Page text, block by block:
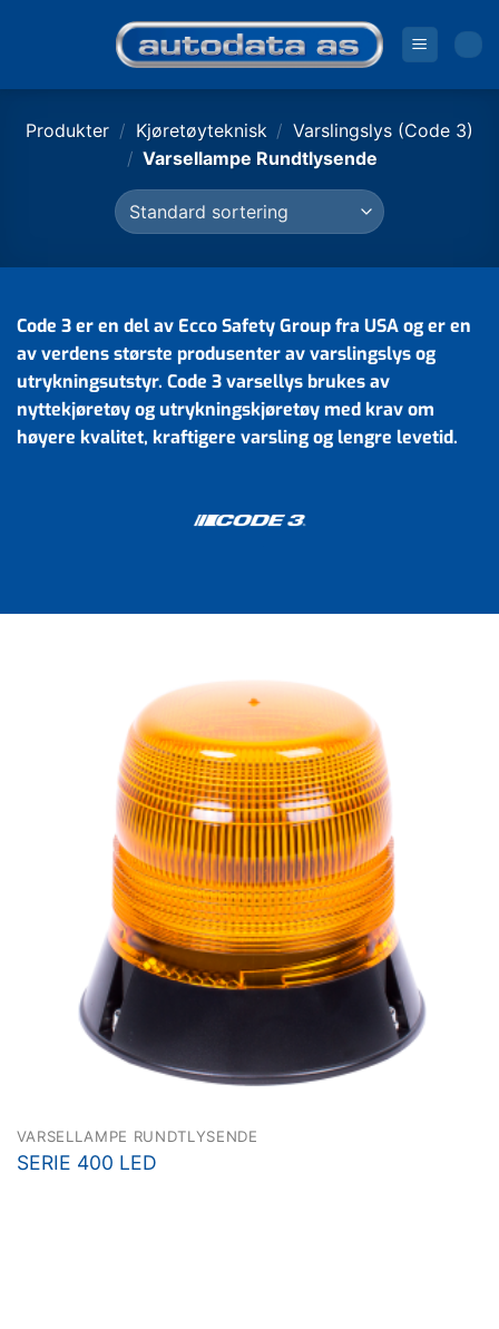
Produkter / Kjøretøyteknisk / Varslingslys (Code 3)
/ Varsellampe Rundtlysende
Code 3 er en del av Ecco Safety Group fra USA og er en
av verdens største produsenter av varslingslys og
utrykningsutstyr. Code 3 varsellys brukes av
nyttekjøretøy og utrykningskjøretøy med krav om
høyere kvalitet, kraftigere varsling og lengre levetid.
VARSELLAMPE RUNDTLYSENDE
SERIE 400 LED